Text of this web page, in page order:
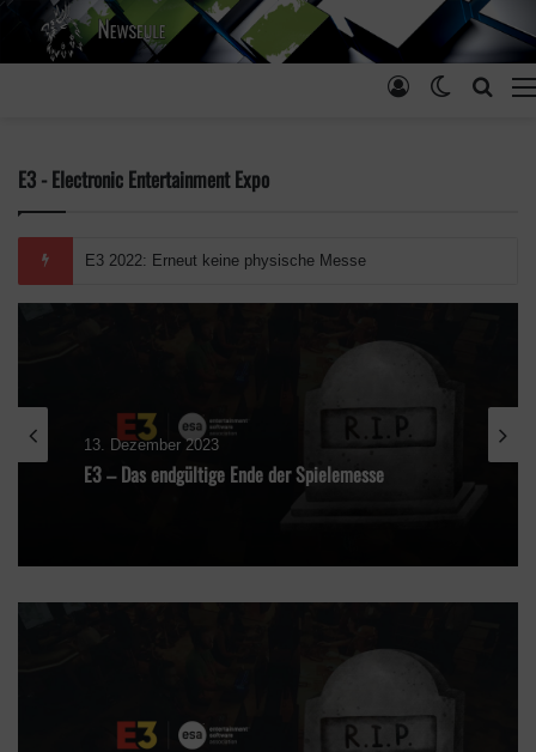
Skin
Anmelden
E3 - Electronic Entertainment Expo
Just Dance 2022
13. Dezember 2023
E3 – Das endgültige Ende der Spielemesse